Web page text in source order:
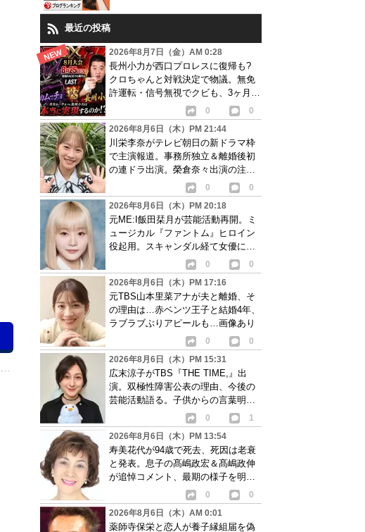
最近の投稿
2026年8月7日（金）AM 0:28
長州小力が西口プロレスに復帰も?
クロちゃんと対戦決定で物議。無免
許運転・信号無視でクビも、3ヶ月で
0
0
2026年8月6日（木）PM 21:44
川栄李奈がテレビ朝日の新ドラマ枠
で主演報道。事務所独立＆離婚後初
の連ドラ出演。榮倉奈々出演の注目
0
0
2026年8月6日（木）PM 20:18
元ME:I飯田栞月が芸能活動再開。ミ
ュージカル『ファントム』ヒロイン
役起用。スキャンダル経て女優に転
0
0
2026年8月6日（木）PM 17:16
元TBS山本里菜アナが夫と離婚、そ
の理由は…赤ベンツ王子と結婚4年、
ラブラブぶりアピールも…画像あり
0
0
2026年8月6日（木）PM 15:31
広末涼子がTBS『THE TIME,』出
演。双極性障害公表の理由、今後の
芸能活動語る。子供からの言葉明か
0
1
2026年8月6日（木）PM 13:54
寿美花代が94歳で死去、死因は老衰
と発表。息子の髙嶋政宏＆髙嶋政伸
が追悼コメント、最期の様子を明か
0
0
2026年8月6日（木）AM 0:01
薬師寺保栄と恋人が養子縁組届を偽